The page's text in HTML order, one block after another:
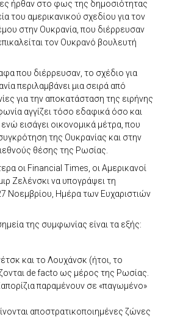
ήρθαν στο φως της δημοσιότητας
του αμερικανικού σχεδίου για τον
στην Ουκρανία, που διέρρευσαν
τον Ουκρανό βουλευτή
που διέρρευσαν, το σχέδιο για
περιλαμβάνει μια σειρά από
για την αποκατάσταση της ειρήνης
αγγίζει τόσο εδαφικά όσο και
εισάγει οικονομικά μέτρα, που
της Ουκρανίας και στην
θέσης της Ρωσίας.
οι Financial Times, οι Αμερικανοί
Ζελένσκι να υπογράψει τη
Νοεμβρίου, Ημέρα των Ευχαριστιών
της συμφωνίας είναι τα εξής:
και το Λουχάνσκ (ήτοι, το
de facto ως μέρος της Ρωσίας.
παραμένουν σε «παγωμένο»
αποστρατικοποιημένες ζώνες